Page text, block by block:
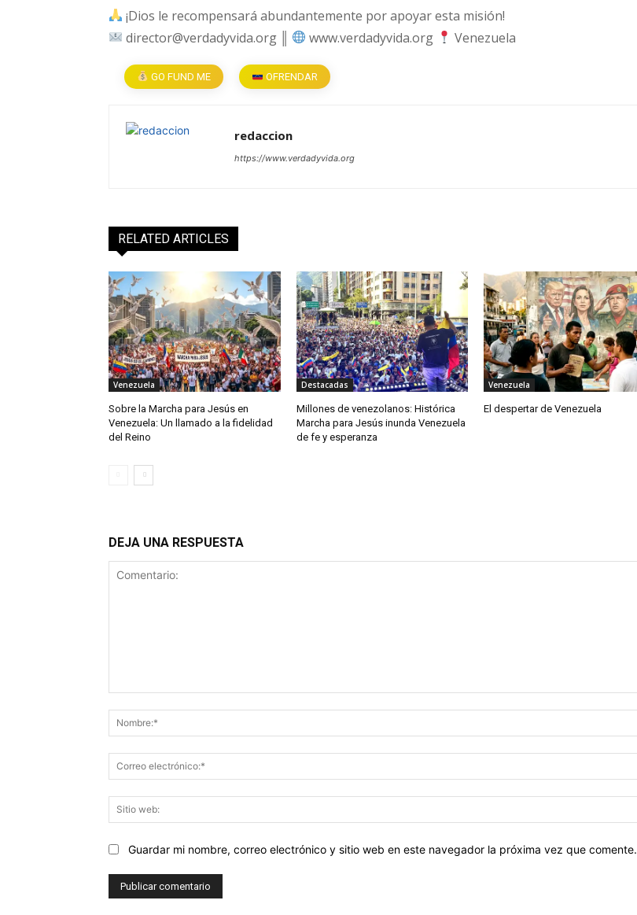
¡Dios le recompensará abundantemente por apoyar esta misión!
director@verdadyvida.org ║
www.verdadyvida.org Venezuela
GO FUND ME OFRENDAR
redaccion
https://www.verdadyvida.org
RELATED ARTICLES
Venezuela
Sobre la Marcha para Jesús en
Venezuela: Un llamado a la fidelidad
del Reino
Destacadas
Millones de venezolanos: Histórica
Marcha para Jesús inunda Venezuela
de fe y esperanza
Venezuela
El despertar de Venezuela
DEJA UNA RESPUESTA
Guardar mi nombre, correo electrónico y sitio web en este navegador la próxima vez que comente.